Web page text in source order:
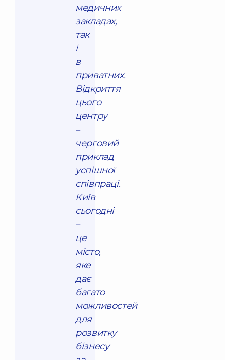
медичних
закладах,
так
і
в
приватних.
Відкриття
цього
центру
–
черговий
приклад
успішної
співпраці.
Київ
сьогодні
–
це
місто,
яке
дає
багато
можливостей
для
розвитку
бізнесу